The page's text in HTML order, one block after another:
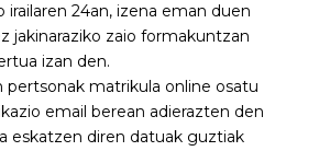
irailaren 24an, izena eman duen
jakinaraziko zaio formakuntzan
izan den.
pertsonak matrikula online osatu
email berean adierazten den
eskatzen diren datuak guztiak